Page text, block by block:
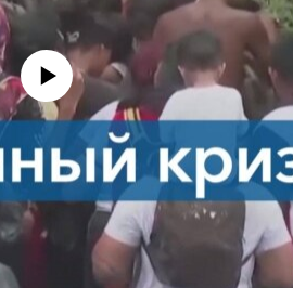
currently available